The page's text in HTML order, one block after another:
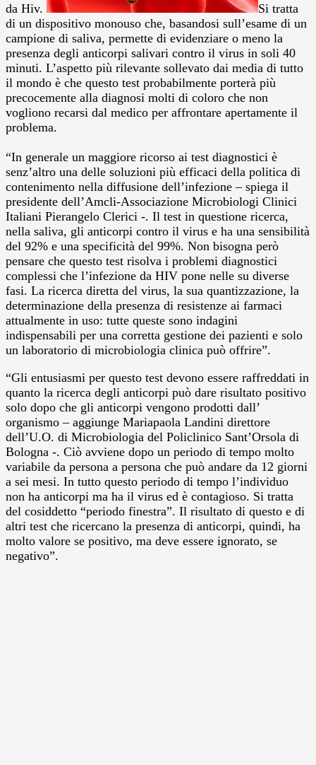
da Hiv.
Si tratta
di un dispositivo monouso che, basandosi sull’esame di un
campione di saliva, permette di evidenziare o meno la
presenza degli anticorpi salivari contro il virus in soli 40
minuti. L’aspetto più rilevante sollevato dai media di tutto
il mondo è che questo test probabilmente porterà più
precocemente alla diagnosi molti di coloro che non
vogliono recarsi dal medico per affrontare apertamente il
problema.
“In generale un maggiore ricorso ai test diagnostici è
senz’altro una delle soluzioni più efficaci della politica di
contenimento nella diffusione dell’infezione – spiega il
presidente dell’Amcli-Associazione Microbiologi Clinici
Italiani Pierangelo Clerici -. Il test in questione ricerca,
nella saliva, gli anticorpi contro il virus e ha una sensibilità
del 92% e una specificità del 99%. Non bisogna però
pensare che questo test risolva i problemi diagnostici
complessi che l’infezione da HIV pone nelle su diverse
fasi. La ricerca diretta del virus, la sua quantizzazione, la
determinazione della presenza di resistenze ai farmaci
attualmente in uso: tutte queste sono indagini
indispensabili per una corretta gestione dei pazienti e solo
un laboratorio di microbiologia clinica può offrire”.
“Gli entusiasmi per questo test devono essere raffreddati in
quanto la ricerca degli anticorpi può dare risultato positivo
solo dopo che gli anticorpi vengono prodotti dall’
organismo – aggiunge Mariapaola Landini direttore
dell’U.O. di Microbiologia del Policlinico Sant’Orsola di
Bologna -. Ciò avviene dopo un periodo di tempo molto
variabile da persona a persona che può andare da 12 giorni
a sei mesi. In tutto questo periodo di tempo l’individuo
non ha anticorpi ma ha il virus ed è contagioso. Si tratta
del cosiddetto “periodo finestra”. Il risultato di questo e di
altri test che ricercano la presenza di anticorpi, quindi, ha
molto valore se positivo, ma deve essere ignorato, se
negativo”.